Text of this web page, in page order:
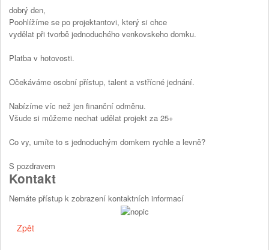
dobrý den,
Poohlížíme se po projektantovi, který si chce
vydělat při tvorbě jednoduchého venkovskeho domku.
Platba v hotovosti.
Očekáváme osobní přístup, talent a vstřícné jednání.
Nabízíme víc než jen finanční odměnu.
Všude si můžeme nechat udělat projekt za 25+
Co vy, umíte to s jednoduchým domkem rychle a levně?
S pozdravem
Kontakt
Nemáte přístup k zobrazení kontaktních informací
Zpět